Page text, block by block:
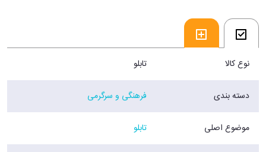
نوع کالا تابلو
دسته بندی فرهنگی و سرگرمی
موضوع اصلی تابلو